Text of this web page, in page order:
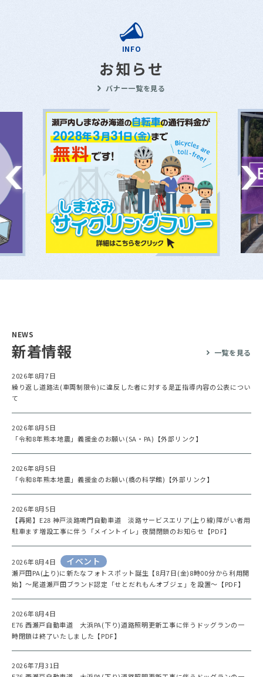
INFO
お知らせ
バナー一覧を見る
NEWS
新着情報 一覧を見る
2026年8月7日
繰り返し道路法(車両制限令)に違反した者に対する是正指導内容の公表につい
て
2026年8月5日
「令和8年熊本地震」義援金のお願い(SA・PA)【外部リンク】
2026年8月5日
「令和8年熊本地震」義援金のお願い(橋の科学館)【外部リンク】
2026年8月5日
【再掲】E28 神戸淡路鳴門自動車道 淡路サービスエリア(上り線)障がい者用
駐車ます増設工事に伴う「メイントイレ」夜間閉鎖のお知らせ【PDF】
2026年8月4日 イベント
瀬戸田PA(上り)に新たなフォトスポット誕生【8月7日(金)8時00分から利用開
始】～尾道瀬戸田ブランド認定「せとだれもんオブジェ」を設置～【PDF】
2026年8月4日
E76 西瀬戸自動車道 大浜PA(下り)道路照明更新工事に伴うドッグランの一
時閉鎖は終了いたしました【PDF】
2026年7月31日